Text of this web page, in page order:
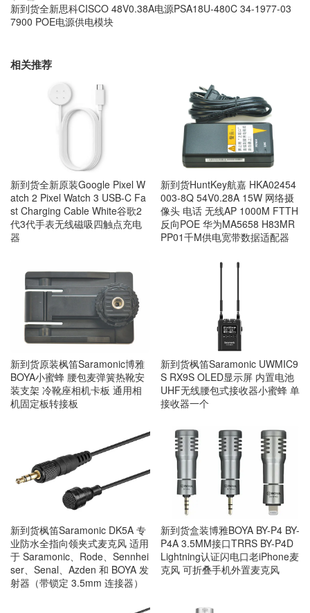
新到货全新思科CISCO 48V0.38A电源PSA18U-480C 34-1977-03
7900 POE电源供电模块
相关推荐
新到货全新原装Google Pixel W
atch 2 Pixel Watch 3 USB-C Fa
st Charging Cable White谷歌2
代3代手表无线磁吸四触点充电
器
新到货HuntKey航嘉 HKA02454
003-8Q 54V0.28A 15W 网络摄
像头 电话 无线AP 1000M FTTH
反向POE 华为MA5658 H83MR
PP01千M供电宽带数据适配器
新到货原装枫笛Saramonic博雅
BOYA小蜜蜂 腰包麦弹簧热靴安
装支架 冷靴座相机卡板 通用相
机固定板转接板
新到货枫笛Saramonic UWMIC9
S RX9S OLED显示屏 内置电池
UHF无线腰包式接收器小蜜蜂 单
接收器一个
新到货枫笛Saramonic DK5A 专
业防水全指向领夹式麦克风 适用
于 Saramonic、Rode、Sennhei
ser、Senal、Azden 和 BOYA 发
射器（带锁定 3.5mm 连接器）
新到货盒装博雅BOYA BY-P4 BY-
P4A 3.5MM接口TRRS BY-P4D
Lightning认证闪电口老iPhone麦
克风 可折叠手机外置麦克风